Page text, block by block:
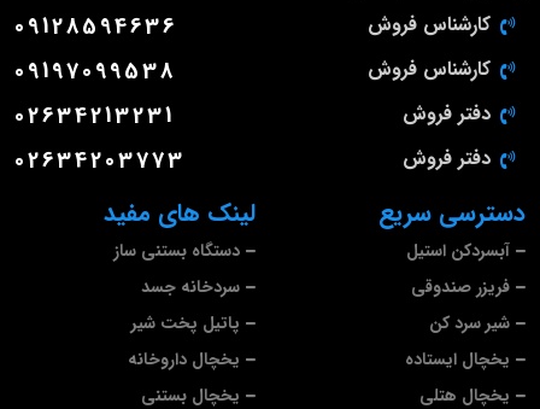
لینک های مفید
دستگاه بستنی ساز
سردخانه جسد
پاتیل پخت شیر
یخچال داروخانه
یخچال بستنی
دسترسی سریع
آبسردکن استیل
فریزر صندوقی
شیر سرد کن
یخچال ایستاده
یخچال هتلی
کارشناس فروش 09128594636
کارشناس فروش 09197099538
دفتر فروش 02634213231
دفتر فروش 02634203773